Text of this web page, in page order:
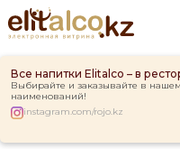
Все напитки Elitalco – в
Выбирайте и заказывайте в
наименований!
instagram.com/rojo.kz
Каталог Водка Серебрянка